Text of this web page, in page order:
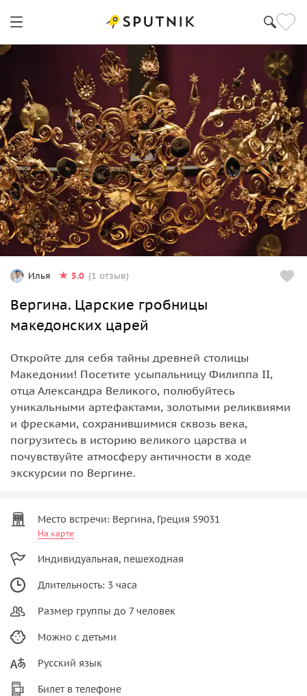
Илья 5.0 (1 отзыв)
Вергина. Царские гробницы
македонских царей
Откройте для себя тайны древней столицы
Македонии! Посетите усыпальницу Филиппа II,
отца Александра Великого, полюбуйтесь
уникальными артефактами, золотыми реликвиями
и фресками, сохранившимися сквозь века,
погрузитесь в историю великого царства и
почувствуйте атмосферу античности в ходе
экскурсии по Вергине.
Место встречи: Вергина, Греция 59031
На карте
Индивидуальная, пешеходная
Длительность: 3 часа
Размер группы до 7 человек
Можно с детьми
Русский язык
Билет в телефоне